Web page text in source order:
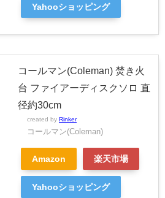
Yahooショッピング
コールマン(Coleman) 焚き火
台 ファイアーディスクソロ 直
径約30cm
created by Rinker
コールマン(Coleman)
Amazon 楽天市場
Yahooショッピング